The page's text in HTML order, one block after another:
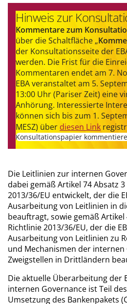
Hinweis zur
Kommentare zum
über die Schaltfläche „
der Konsultationsseite der
werden. Die Frist für die
Kommentaren endet am 7.
EBA veranstaltet am 5.
13:00 Uhr (Pariser Zeit) eine
Anhörung. Interessierte
können sich bis zum 1.
MESZ) über diesen Link
Konsultationspapier
Die Leitlinien zur internen
dabei gemäß Artikel 74 Absatz
2013/36/EU entwickelt, der die
Ausarbeitung von Leitlinien in
beauftragt, sowie gemäß Artikel
Richtlinie 2013/36/EU, der die
Ausarbeitung von Leitlinien zu
und Mechanismen der
Zweigstellen in Drittländern
Die aktuelle Überarbeitung der
internen Governance ist Teil
Umsetzung des Bankenpakets